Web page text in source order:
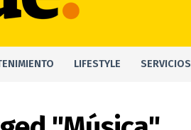
LIFESTYLE SERVICIOS